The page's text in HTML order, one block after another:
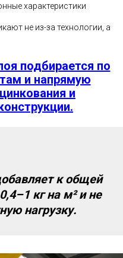
характеристики
не из-за технологии, а
подбирается по
и напрямую
и
к общей
кг на м² и не
нагрузку.